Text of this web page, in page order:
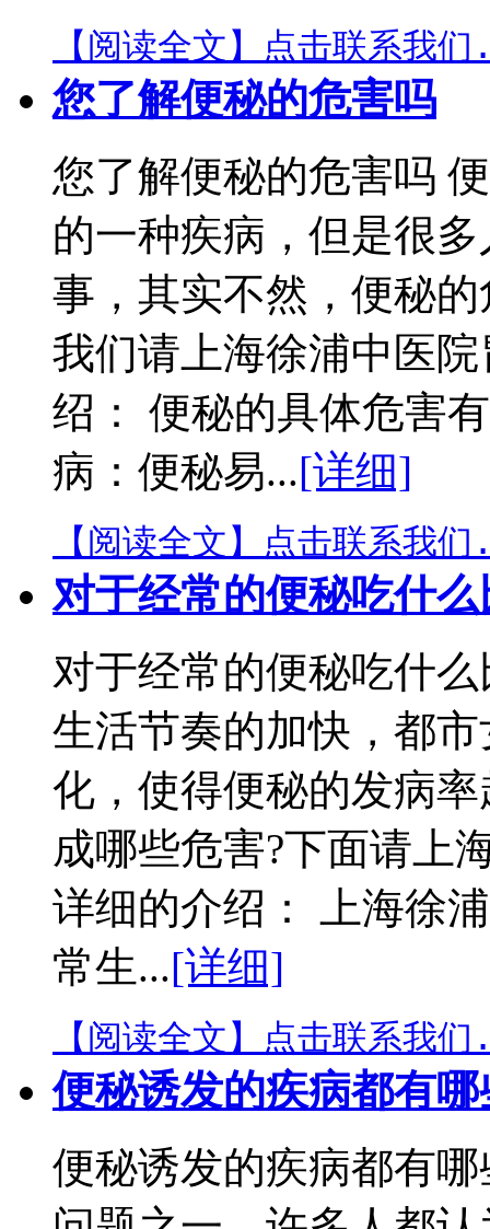
【阅读全文】 点击联系我
您了解便秘的危害吗
您了解便秘的危害吗
的一种疾病，但是很
事，其实不然，便秘
我们请上海徐浦中医
绍： 便秘的具体危害
病：便秘易...[详细]
【阅读全文】 点击联系我
对于经常的便秘吃什
对于经常的便秘吃什
生活节奏的加快，都
化，使得便秘的发病
成哪些危害?下面请上
详细的介绍： 上海徐
常生...[详细]
【阅读全文】 点击联系我
便秘诱发的疾病都有哪
便秘诱发的疾病都有